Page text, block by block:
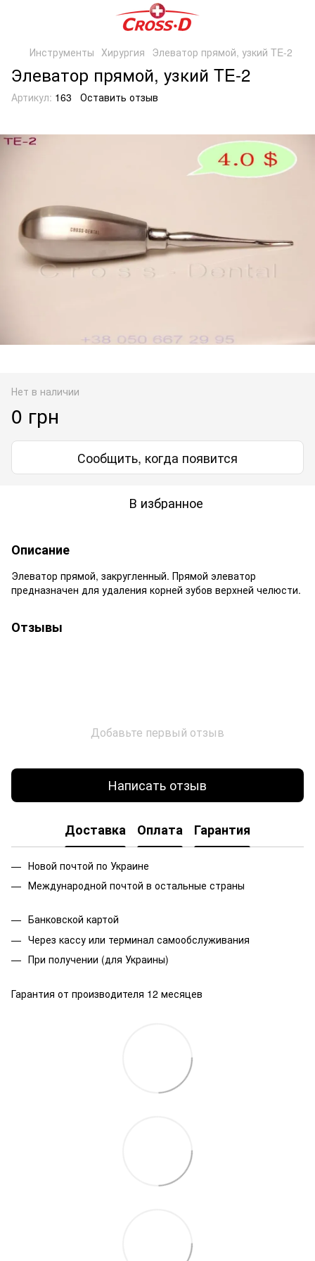
Инструменты Хирургия Элеватор прямой, узкий TE-2
Элеватор прямой, узкий TE-2
Артикул: 163 Оставить отзыв
Нет в наличии
0 грн
Сообщить, когда появится
В избранное
Описание
Элеватор прямой, закругленный. Прямой элеватор
предназначен для удаления корней зубов верхней челюсти.
Отзывы
Добавьте первый отзыв
Написать отзыв
Доставка Оплата Гарантия
Новой почтой по Украине
Международной почтой в остальные страны
Банковской картой
Через кассу или терминал самообслуживания
При получении (для Украины)
Гарантия от производителя 12 месяцев